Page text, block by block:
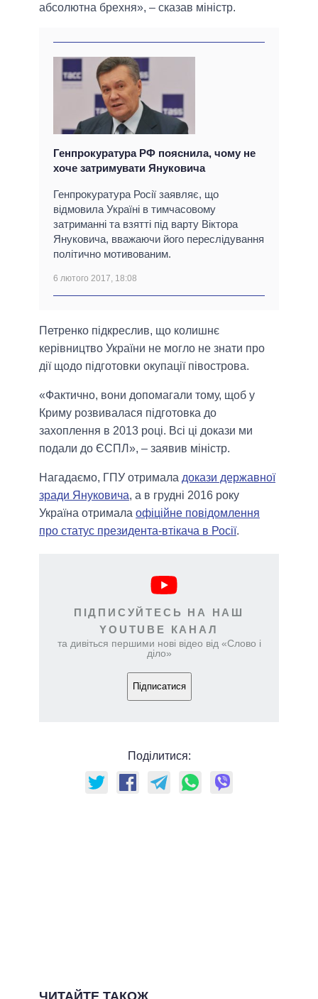
абсолютна брехня», – сказав міністр.
Генпрокуратура РФ пояснила, чому не
хоче затримувати Януковича
Генпрокуратура Росії заявляє, що
відмовила Україні в тимчасовому
затриманні та взятті під варту Віктора
Януковича, вважаючи його переслідування
політично мотивованим.
6 лютого 2017, 18:08
Петренко підкреслив, що колишнє
керівництво України не могло не знати про
дії щодо підготовки окупації півострова.
«Фактично, вони допомагали тому, щоб у
Криму розвивалася підготовка до
захоплення в 2013 році. Всі ці докази ми
подали до ЄСПЛ», – заявив міністр.
Нагадаємо, ГПУ отримала докази державної
зради Януковича, а в грудні 2016 року
Україна отримала офіційне повідомлення
про статус президента-втікача в Росії.
ПІДПИСУЙТЕСЬ НА НАШ
YOUTUBE КАНАЛ
та дивіться першими нові відео від «Слово і
діло»
Підписатися
Поділитися:
ЧИТАЙТЕ ТАКОЖ